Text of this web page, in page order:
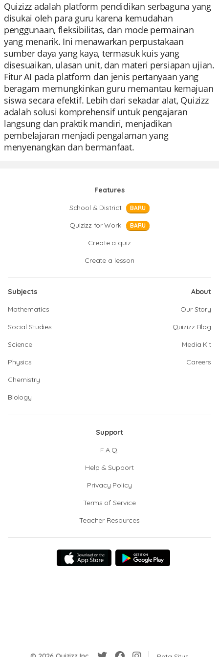
Quizizz adalah platform pendidikan serbaguna yang
disukai oleh para guru karena kemudahan
penggunaan, fleksibilitas, dan mode permainan
yang menarik. Ini menawarkan perpustakaan
sumber daya yang kaya, termasuk kuis yang
disesuaikan, ulasan unit, dan materi persiapan ujian.
Fitur AI pada platform dan jenis pertanyaan yang
beragam memungkinkan guru memantau kemajuan
siswa secara efektif. Lebih dari sekadar alat, Quizizz
adalah solusi komprehensif untuk pengajaran
langsung dan praktik mandiri, menjadikan
pembelajaran menjadi pengalaman yang
menyenangkan dan bermanfaat.
Features
School & District
BARU
Quizizz for Work BARU
Create a quiz
Create a lesson
Subjects
Mathematics
Social Studies
Science
Physics
Chemistry
Biology
About
Our Story
Quizizz Blog
Media Kit
Careers
Support
F.A.Q.
Help & Support
Privacy Policy
Terms of Service
Teacher Resources